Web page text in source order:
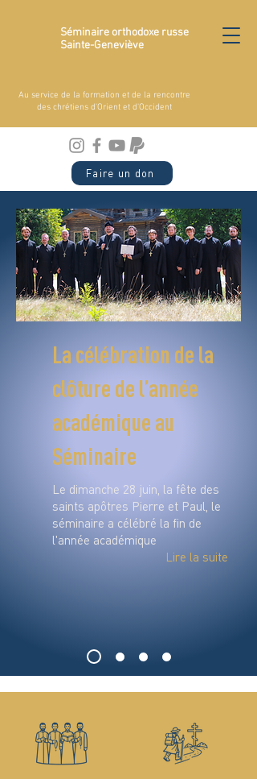
Séminaire orthodoxe russe
Sainte-Geneviève
Au service de la formation et de la rencontre
des chrétiens d'Orient et d'Occident
Faire un don
La célébration de la
clôture de l’année
académique au
Séminaire
Le dimanche 28 juin, la fête des
saints apôtres Pierre et Paul, le
séminaire a célébré la fin de
l'année académique
Lire la suite